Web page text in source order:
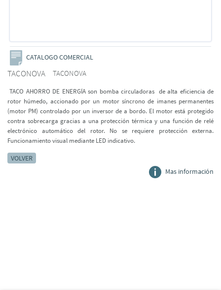
CATALOGO COMERCIAL
TACONOVA TACONOVA
TACO AHORRO DE ENERGÍA son bomba circuladoras de alta eficiencia de
rotor húmedo, accionado por un motor síncrono de imanes permanentes
(motor PM) controlado por un inversor de a bordo. El motor está protegido
contra sobrecarga gracias a una protección térmica y una función de relé
electrónico automático del rotor. No se requiere protección externa.
Funcionamiento visual mediante LED indicativo.
VOLVER
Mas información